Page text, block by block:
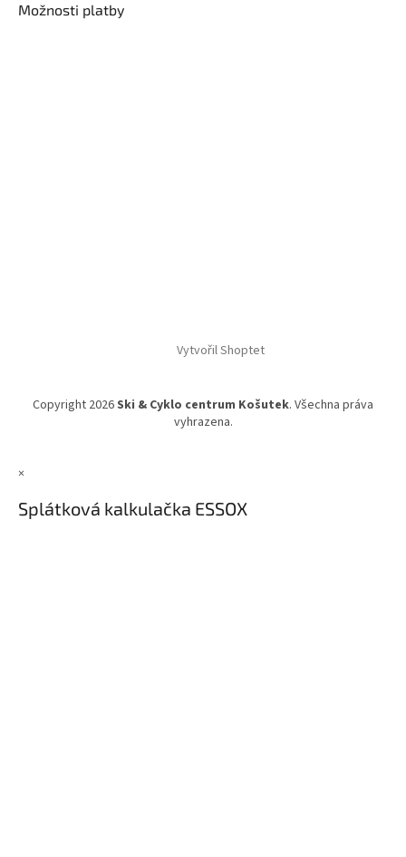
Možnosti platby
Vytvořil Shoptet
Copyright 2026Ski & Cyklo centrum Košutek. Všechna práva
vyhrazena.
×
Splátková kalkulačka ESSOX